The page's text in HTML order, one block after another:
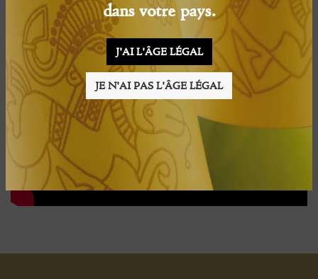
dans votre pays.
J'AI L'ÂGE LÉGAL
JE N'AI PAS L'ÂGE LÉGAL